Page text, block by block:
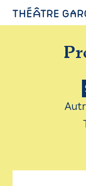
INFOS
AVEC LES
LES